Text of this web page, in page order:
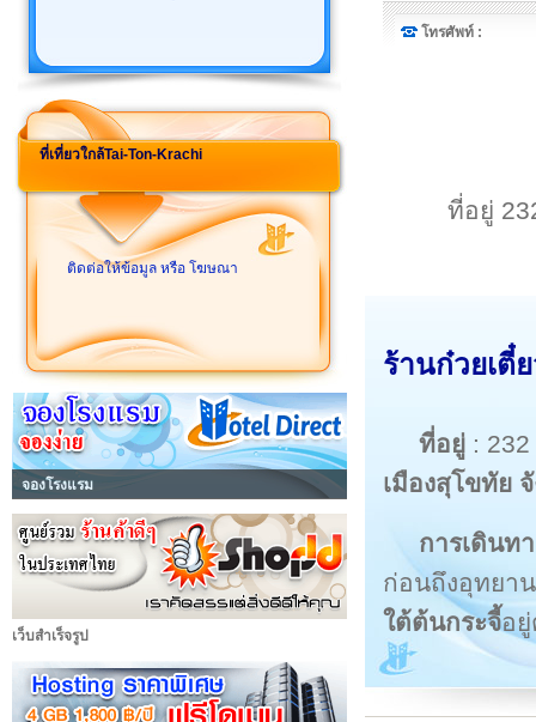
ที่เที่ยวใกล้Tai-Ton-Krachi
ติดต่อให้ข้อมูล หรือ โฆษณา
จองโรงแรม
เว็บสำเร็จรูป
โทรศัพท์ :
ที่อยู่
ร้านก๋วยเตี๋
ที่อยู่ :
เมืองสุโขทัย
การเดินท
ก่อนถึงอุทยา
ใต้ต้นกระจี้อยู่